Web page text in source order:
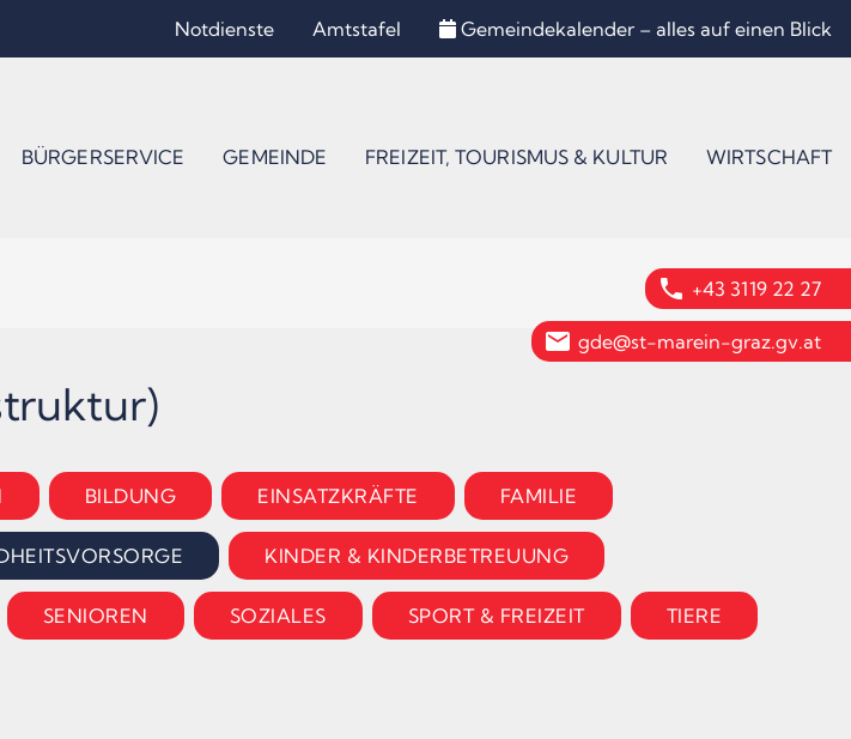
Notdienste Amtstafel Gemeindekalender – alles auf einen Blick
BÜRGERSERVICE GEMEINDE FREIZEIT, TOURISMUS & KULTUR WIRTSCHAFT
phone +43 3119 22 27
email gde@st-marein-graz.gv.at
BILDUNG EINSATZKRÄFTE FAMILIE
KINDER & KINDERBETREUUNG
SENIOREN SOZIALES SPORT & FREIZEIT TIERE